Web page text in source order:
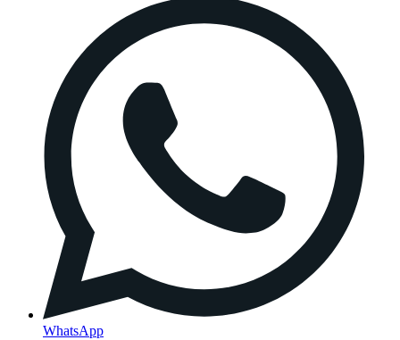
WhatsApp